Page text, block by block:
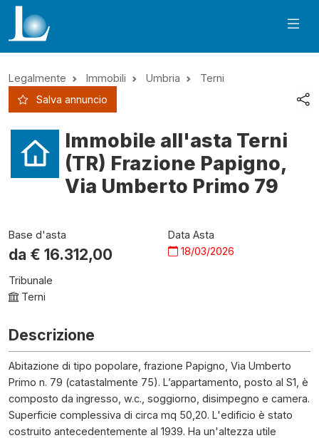
Legalmente Immobili Umbria
Terni
Salva annuncio
Immobile all'asta Terni
(TR) Frazione Papigno,
Via Umberto Primo 79
Base d'asta
da € 16.312,00
Data Asta
18/03/2026
Tribunale
Terni
Descrizione
Abitazione di tipo popolare, frazione Papigno, Via Umberto
Primo n. 79 (catastalmente 75). L’appartamento, posto al S1, è
composto da ingresso, w.c., soggiorno, disimpegno e camera.
Superficie complessiva di circa mq 50,20. L'edificio è stato
costruito antecedentemente al 1939. Ha un'altezza utile